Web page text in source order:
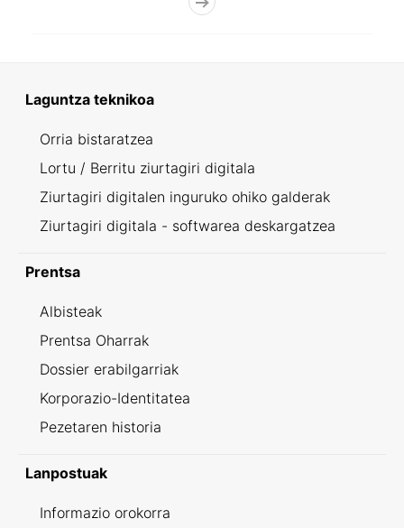
Laguntza teknikoa
Orria bistaratzea
Lortu / Berritu ziurtagiri digitala
Ziurtagiri digitalen inguruko ohiko galderak
Ziurtagiri digitala - softwarea deskargatzea
Prentsa
Albisteak
Prentsa Oharrak
Dossier erabilgarriak
Korporazio-Identitatea
Pezetaren historia
Lanpostuak
Informazio orokorra